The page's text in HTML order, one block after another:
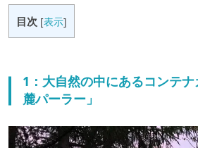
目次 [表示]
1：大自然の中にあるコンテ
麓パーラー」